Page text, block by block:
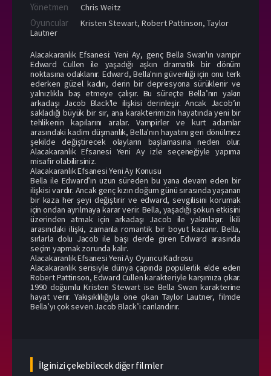
Yönetmen Chris Weitz
Oyuncular Kristen Stewart, Robert Pattinson, Taylor
Lautner
Alacakaranlık Efsanesi: Yeni Ay, genç Bella Swan'ın vampir
Edward Cullen ile yaşadığı aşkın dramatik bir dönüm
noktasına odaklanır. Edward, Bella'nın güvenliği için onu terk
ederken güzel kadın, derin bir depresyona sürüklenir ve
yalnızlıkla baş etmeye çalışır. Bu süreçte Bella’nın yakın
arkadaşı Jacob Black'le ilişkisi derinleşir. Ancak Jacob’ın
sakladığı büyük bir sır, ana karakterimizin hayatında yeni bir
tehlikenin kapılarını aralar. Vampirler ve kurt adamlar
arasındaki kadim düşmanlık, Bella'nın hayatını geri dönülmez
şekilde değiştirecek olayların başlamasına neden olur.
Alacakaranlık Efsanesi Yeni Ay izle seçeneğiyle yapıma
misafir olabilirsiniz.
Alacakaranlık Efsanesi Yeni Ay Konusu
Bella ile Edward’ın uzun süreden bu yana devam eden bir
ilişkisi vardır. Ancak genç kızın doğum günü sırasında yaşanan
bir kaza her şeyi değiştirir ve edward, sevgilisini korumak
için ondan ayrılmaya karar verir. Bella, yaşadığı şokun etkisini
üzerinden atmak için arkadaşı Jacob ile yakınlaşır. İkili
arasındaki ilişki, zamanla romantik bir boyut kazanır. Bella,
sırlarla dolu Jacob ile başı derde giren Edward arasında
seçim yapmak zorunda kalır.
Alacakaranlık Efsanesi Yeni Ay Oyuncu Kadrosu
Alacakaranlık serisiyle dünya çapında popülerlik elde eden
Robert Pattinson, Edward Cullen karakteriyle karşımıza çıkar.
1990 doğumlu Kristen Stewart ise Bella Swan karakterine
hayat verir. Yakışıklılığıyla öne çıkan Taylor Lautner, filmde
Bella’yı çok seven Jacob Black’i canlandırır.
İlginizi çekebilecek diğer filmler